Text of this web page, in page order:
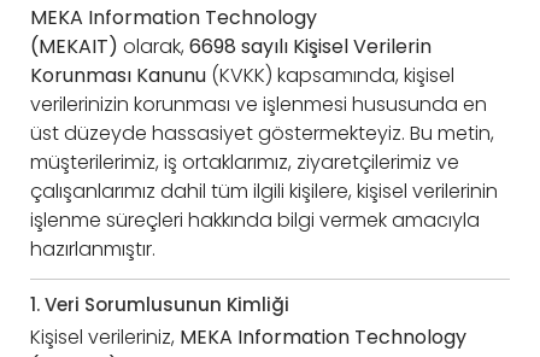
MEKA Information Technology
(MEKAIT) olarak, 6698 sayılı Kişisel Verilerin
Korunması Kanunu (KVKK) kapsamında, kişisel
verilerinizin korunması ve işlenmesi hususunda en
üst düzeyde hassasiyet göstermekteyiz. Bu metin,
müşterilerimiz, iş ortaklarımız, ziyaretçilerimiz ve
çalışanlarımız dahil tüm ilgili kişilere, kişisel verilerinin
işlenme süreçleri hakkında bilgi vermek amacıyla
hazırlanmıştır.
1. Veri Sorumlusunun Kimliği
Kişisel verileriniz, MEKA Information Technology